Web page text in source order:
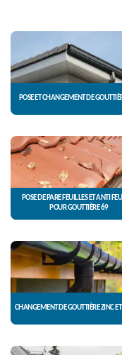
POSE ET CHANGEMENT DE
POSE DE PARE FEUILLES ET ANTI
POUR GOUTTIÈRE 69
CHANGEMENT DE GOUTTIÈRE ZINC